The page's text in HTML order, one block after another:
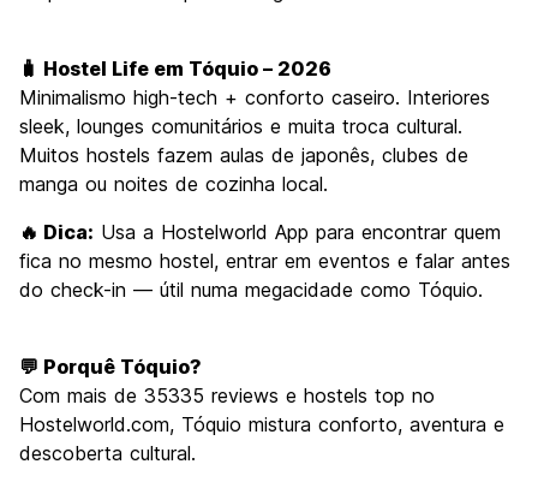
🧳 Hostel Life em Tóquio – 2026
Minimalismo high-tech + conforto caseiro. Interiores
sleek, lounges comunitários e muita troca cultural.
Muitos hostels fazem aulas de japonês, clubes de
manga ou noites de cozinha local.
🔥 Dica: Usa a Hostelworld App para encontrar quem
fica no mesmo hostel, entrar em eventos e falar antes
do check-in — útil numa megacidade como Tóquio.
💬 Porquê Tóquio?
Com mais de 35335 reviews e hostels top no
Hostelworld.com, Tóquio mistura conforto, aventura e
descoberta cultural.